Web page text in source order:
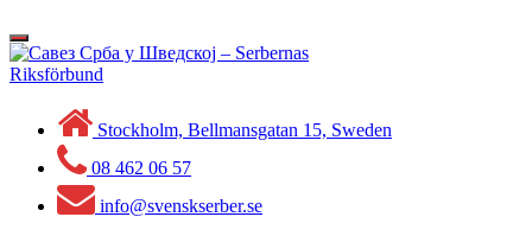
to
content
Toggle
navigation
Stockholm, Bellmansgatan 15, Sweden
08 462 06 57
info@svenskserber.se